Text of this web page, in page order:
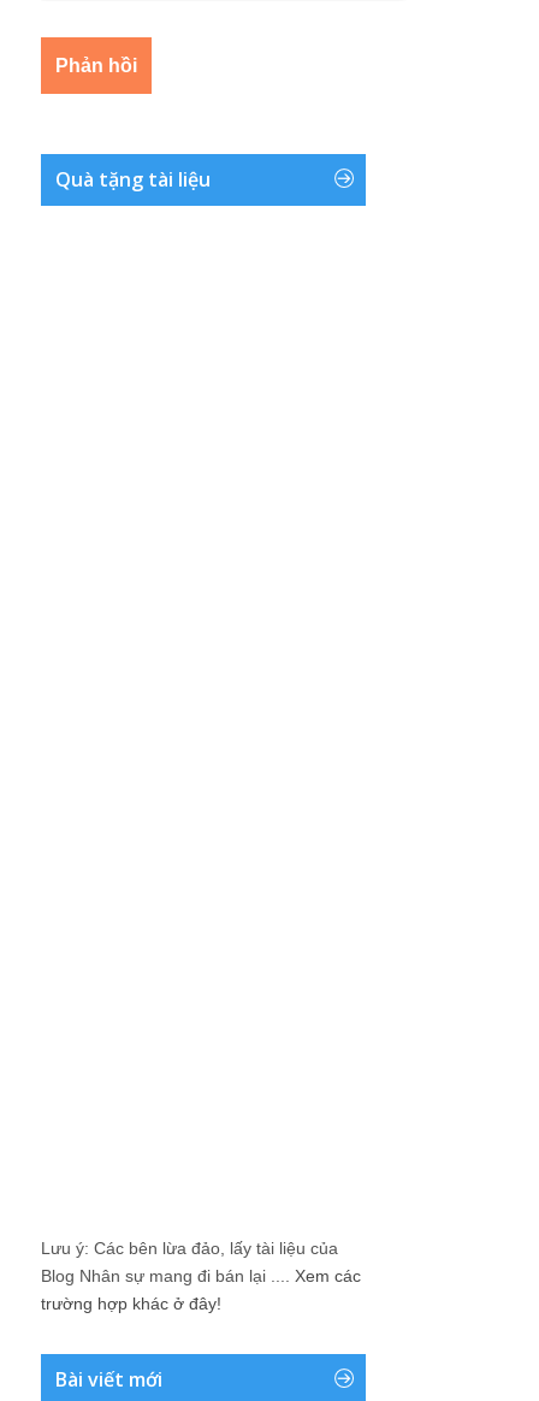
Quà tặng tài liệu
Lưu ý: Các bên lừa đảo, lấy tài liệu của
Blog Nhân sự mang đi bán lại .... Xem các
trường hợp khác ở đây!
Bài viết mới